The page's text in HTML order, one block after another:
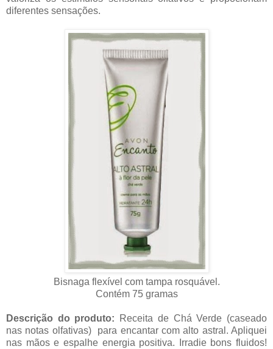
diferentes sensações.
Bisnaga flexível com tampa rosquável.
Contém 75 gramas
Descrição do produto:
Receita de Chá Verde (caseado
nas notas olfativas) para encantar com alto astral. Apliquei
nas mãos e espalhe energia positiva. Irradie bons fluidos!